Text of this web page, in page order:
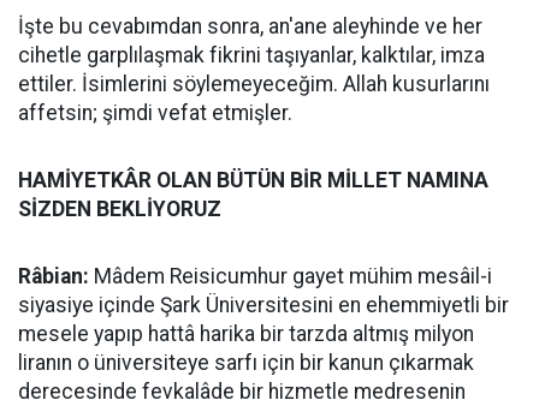
İşte bu cevabımdan sonra, an'ane aleyhinde ve her
cihetle garplılaşmak fikrini taşıyanlar, kalktılar, imza
ettiler. İsimlerini söylemeyeceğim. Allah kusurlarını
affetsin; şimdi vefat etmişler.
HAMİYETKÂR OLAN BÜTÜN BİR MİLLET NAMINA
SİZDEN BEKLİYORUZ
Râbian: Mâdem Reisicumhur gayet mühim mesâil-i
siyasiye içinde Şark Üniversitesini en ehemmiyetli bir
mesele yapıp hattâ harika bir tarzda altmış milyon
liranın o üniversiteye sarfı için bir kanun çıkarmak
derecesinde fevkalâde bir hizmetle medresenin